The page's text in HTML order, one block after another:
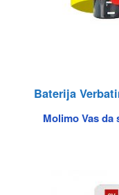
Baterija
Molimo Vas